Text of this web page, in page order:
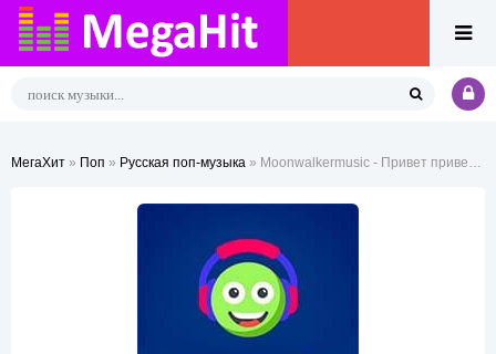
МегаХит » Поп » Русская поп-музыка » Moonwalkermusic - Привет привет любовь моя